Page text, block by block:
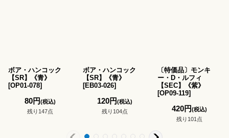
ボア・ハンコック
【SR】《青》
[OP01-078]
80円(税込)
残り147点
ボア・ハンコック
【SR】《青》
[EB03-026]
120円(税込)
残り104点
〔特価品〕モンキ
ー・D・ルフィ
【SEC】《紫》
[OP09-119]
420円(税込)
残り101点